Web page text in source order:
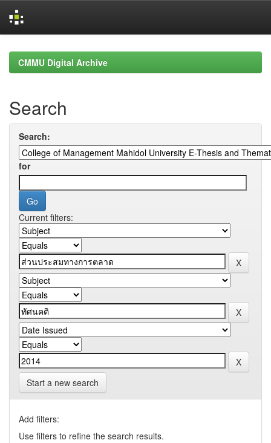
navigationCMMU Digital Archive
Search
Search:
for
Current filters:
Start a new search
Add filters:
Use filters to refine the search results.